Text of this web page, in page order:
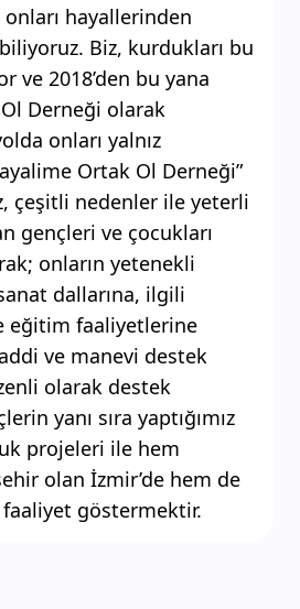
hayallerinden
biliyoruz. Biz, kurdukları bu
ve 2018’den bu yana
Derneği olarak
onları yalnız
Ortak Ol Derneği”
çeşitli nedenler ile yeterli
gençleri ve çocukları
onların yetenekli
dallarına, ilgili
eğitim faaliyetlerine
ve manevi destek
olarak destek
yanı sıra yaptığımız
projeleri ile hem
olan İzmir’de hem de
göstermektir.